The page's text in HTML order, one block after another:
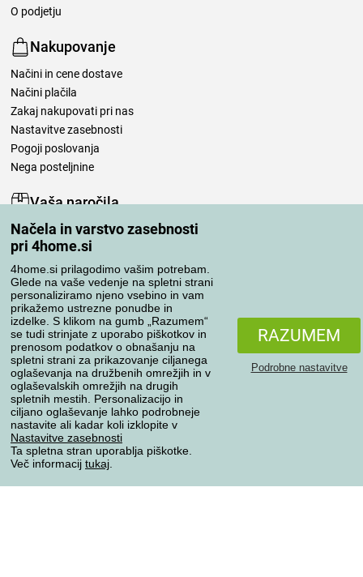
Načela in varstvo zasebnosti
pri 4home.si
4home.si prilagodimo vašim potrebam.
Glede na vaše vedenje na spletni strani
personaliziramo njeno vsebino in vam
prikažemo ustrezne ponudbe in
izdelke. S klikom na gumb „Razumem“
se tudi strinjate z uporabo piškotkov in
prenosom podatkov o obnašanju na
spletni strani za prikazovanje ciljanega
oglaševanja na družbenih omrežjih in v
oglaševalskih omrežjih na drugih
spletnih mestih. Personalizacijo in
ciljano oglaševanje lahko podrobneje
nastavite ali kadar koli izklopite v
Nastavitve zasebnosti
Ta spletna stran uporablja piškotke.
Več informacij tukaj
RAZUMEM
Podrobne nastavitve
O podjetju
Nakupovanje
Načini in cene dostave
Načini plačila
Zakaj nakupovati pri nas
Nastavitve zasebnosti
Pogoji poslovanja
Nega posteljnine
Vaša naročila
Moj račun
Pregled naročil
Reklamacija
Odstop od kupoprodajne pogodbe
Pravila obdelave ocen
Načini prevoza
Načini plačila
Zanesljiva trgovina